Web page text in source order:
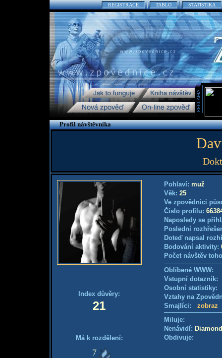
REGISTRACE TABLO STATISTIKA
Profil návštěvníka
Index důvěry:
21
Má k rozdělení:
7
Pohlaví: muž
Věk: 25
Ve zpovědnici
Číslo profilu:
Naposledy se
Poslední
Doteď napsal
Bodování aktivity:
Počet návštěv
Oblíbené WWW:
Vstupní
Osobní
Vztahy na
Smajlíci: zobraz
Miluje:
Nenávidí:
Obdivuje: